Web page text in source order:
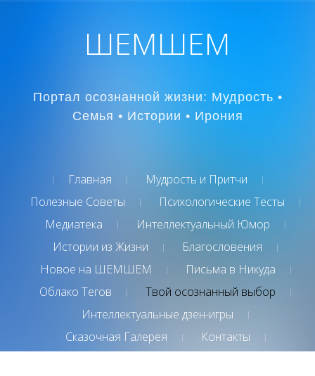
ШЕМШЕМ
Портал осознанной жизни: Мудрость •
Семья • Истории • Ирония
Главная
Мудрость и Притчи
Полезные Советы
Психологические Тесты
Медиатека
Интеллектуальный Юмор
Истории из Жизни
Благословения
Новое на ШЕМШЕМ
Письма в Никуда
Облако Тегов
Твой осознанный выбор
Интеллектуальные дзен-игры
Сказочная Галерея
Контакты